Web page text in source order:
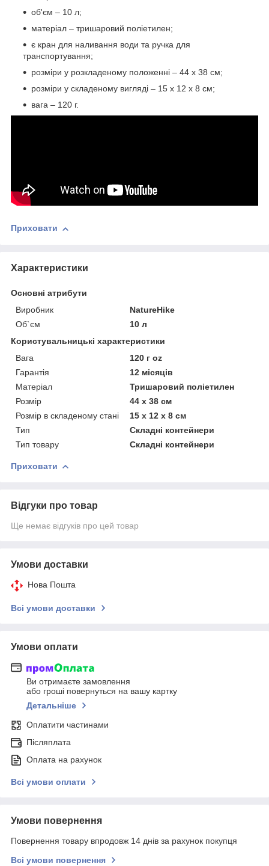
об'єм – 10 л;
матеріал – тришаровий поліетилен;
є кран для наливання води та ручка для
транспортування;
розміри у розкладеному положенні – 44 х 38 см;
розміри у складеному вигляді – 15 х 12 х 8 см;
вага – 120 г.
Приховати
Характеристики
Основні атрибути
Виробник
NatureHike
Об`єм
10 л
Користувальницькі характеристики
Вага
120 г oz
Гарантія
12 місяців
Матеріал
Тришаровий поліетилен
Розмір
44 х 38 см
Розмір в складеному стані
15 х 12 х 8 см
Тип
Складні контейнери
Тип товару
Складні контейнери
Приховати
Відгуки про товар
Ще немає відгуків про цей товар
Умови доставки
Нова Пошта
Всі умови доставки
Умови оплати
Ви отримаєте замовлення
або гроші повернуться на вашу картку
Детальніше
Оплатити частинами
Післяплата
Оплата на рахунок
Всі умови оплати
Умови повернення
Повернення товару впродовж 14 днів за рахунок покупця
Всі умови повернення